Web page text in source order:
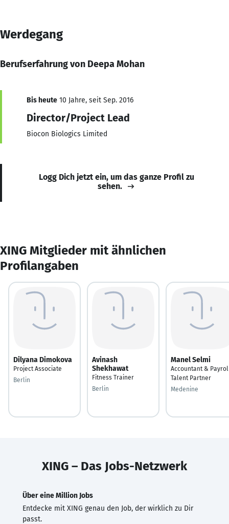
Werdegang
Berufserfahrung von Deepa Mohan
Bis heute 10 Jahre, seit Sep. 2016
Director/Project Lead
Biocon Biologics Limited
Logg Dich jetzt ein, um das ganze Profil zu
sehen.
XING Mitglieder mit ähnlichen
Profilangaben
Dilyana Dimokova
Project Associate
Berlin
Avinash
Shekhawat
Fitness Trainer
Berlin
Manel Selmi
Accountant &
Talent Partner
Medenine
XING – Das Jobs-Netzwerk
Über eine Million Jobs
Entdecke mit XING genau den Job, der wirklich zu Dir
passt.